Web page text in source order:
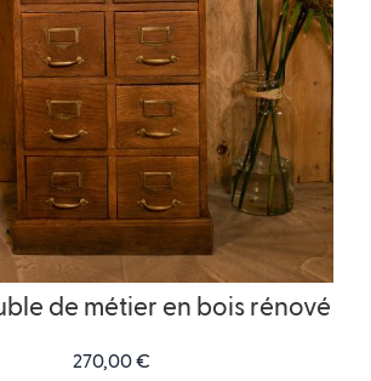
de métier en bois rénové
270,00€